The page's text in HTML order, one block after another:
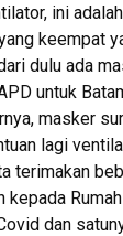
ini
keempat
dulu ada
untuk
masker
lagi
terimakan
kepada
dan